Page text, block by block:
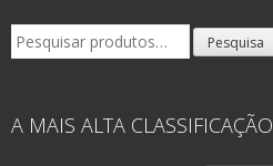
Pesquisar
por:
Pesquisa
A MAIS ALTA